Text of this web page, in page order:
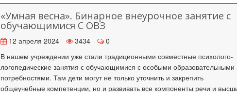
«Умная весна». Бинарное внеурочное занятие с
обучающимися С ОВЗ
12 апреля 2024 3434
0
В нашем учреждении уже стали традиционными совместные психолого-
логопедические занятия с обучающимися с особыми образовательными
потребностями. Там дети могут не только уточнить и закрепить
общеучебные компетенции, но и развивать все компоненты речи и